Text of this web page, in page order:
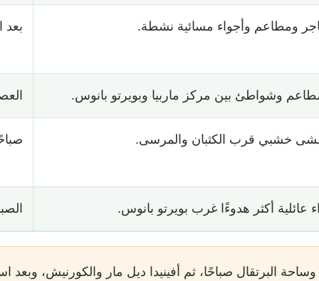
ومطاعم وأجواء مسائية نشطة. بعد
وشواطئ بين مركز ماربيا وبويرتو بانوس.
خشبي قرب الكثبان والمرسى.
أكثر هدوءًا غرب بويرتو بانوس.
وساحة البرتقال صباحًا، ثم أفينيدا ديل مار والكورنيش، وبعد